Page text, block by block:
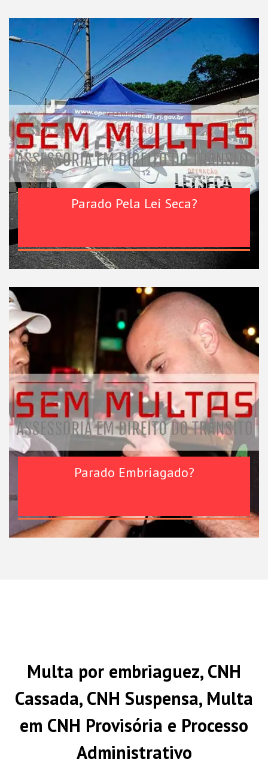
Parado Pela Lei Seca?
Parado Embriagado?
Multa por embriaguez, CNH
Cassada, CNH Suspensa, Multa
em CNH Provisória e Processo
Administrativo